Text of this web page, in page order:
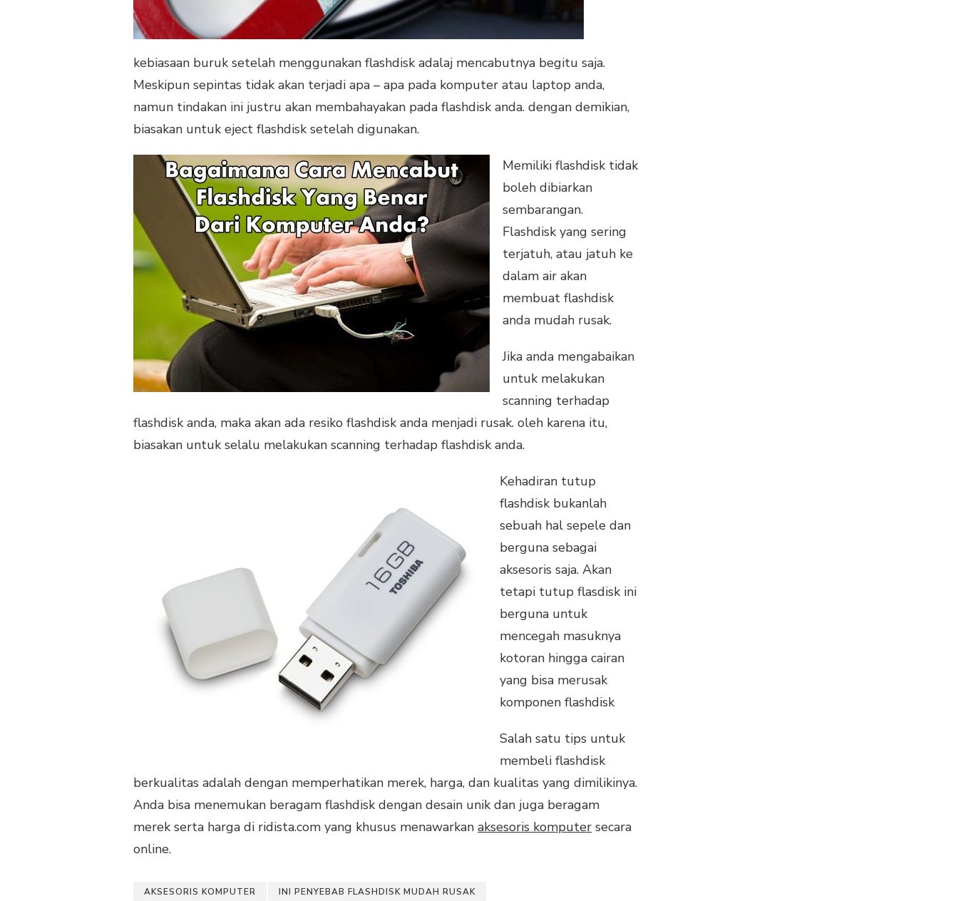
kebiasaan buruk setelah menggunakan flashdisk adalaj mencabutnya begitu saja.
Meskipun sepintas tidak akan terjadi apa – apa pada komputer atau laptop anda,
namun tindakan ini justru akan membahayakan pada flashdisk anda. dengan demikian,
biasakan untuk eject flashdisk setelah digunakan.
Memiliki flashdisk tidak
boleh dibiarkan
sembarangan.
Flashdisk yang sering
terjatuh, atau jatuh ke
dalam air akan
membuat flashdisk
anda mudah rusak.
Jika anda mengabaikan
untuk melakukan
scanning terhadap
flashdisk anda, maka akan ada resiko flashdisk anda menjadi rusak. oleh karena itu,
biasakan untuk selalu melakukan scanning terhadap flashdisk anda.
Kehadiran tutup
flashdisk bukanlah
sebuah hal sepele dan
berguna sebagai
aksesoris saja. Akan
tetapi tutup flasdisk ini
berguna untuk
mencegah masuknya
kotoran hingga cairan
yang bisa merusak
komponen flashdisk
Salah satu tips untuk
membeli flashdisk
berkualitas adalah dengan memperhatikan merek, harga, dan kualitas yang dimilikinya.
Anda bisa menemukan beragam flashdisk dengan desain unik dan juga beragam
merek serta harga di ridista.com yang khusus menawarkan aksesoris komputer secara
online.
AKSESORIS KOMPUTER INI PENYEBAB FLASHDISK MUDAH RUSAK